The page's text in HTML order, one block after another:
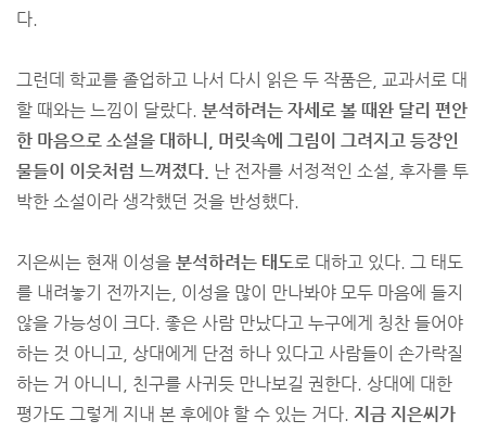
다.
그런데 학교를 졸업하고 나서 다시 읽은 두 작품은, 교과서로 대
할 때와는 느낌이 달랐다. 분석하려는 자세로 볼 때완 달리 편안
한 마음으로 소설을 대하니, 머릿속에 그림이 그려지고 등장인
물들이 이웃처럼 느껴졌다. 난 전자를 서정적인 소설, 후자를 투
박한 소설이라 생각했던 것을 반성했다.
지은씨는 현재 이성을 분석하려는 태도로 대하고 있다. 그 태도
를 내려놓기 전까지는, 이성을 많이 만나봐야 모두 마음에 들지
않을 가능성이 크다. 좋은 사람 만났다고 누구에게 칭찬 들어야
하는 것 아니고, 상대에게 단점 하나 있다고 사람들이 손가락질
하는 거 아니니, 친구를 사귀듯 만나보길 권한다. 상대에 대한
평가도 그렇게 지내 본 후에야 할 수 있는 거다. 지금 지은씨가